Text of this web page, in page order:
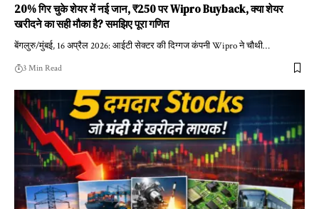
20% गिर चुके शेयर में नई जान, ₹250 पर Wipro Buyback, क्या शेयर
खरीदने का सही मौका है? समझिए पूरा गणित
बेंगलुरु/मुंबई, 16 अप्रैल 2026: आईटी सेक्टर की दिग्गज कंपनी Wipro ने चौथी…
3 Min Read